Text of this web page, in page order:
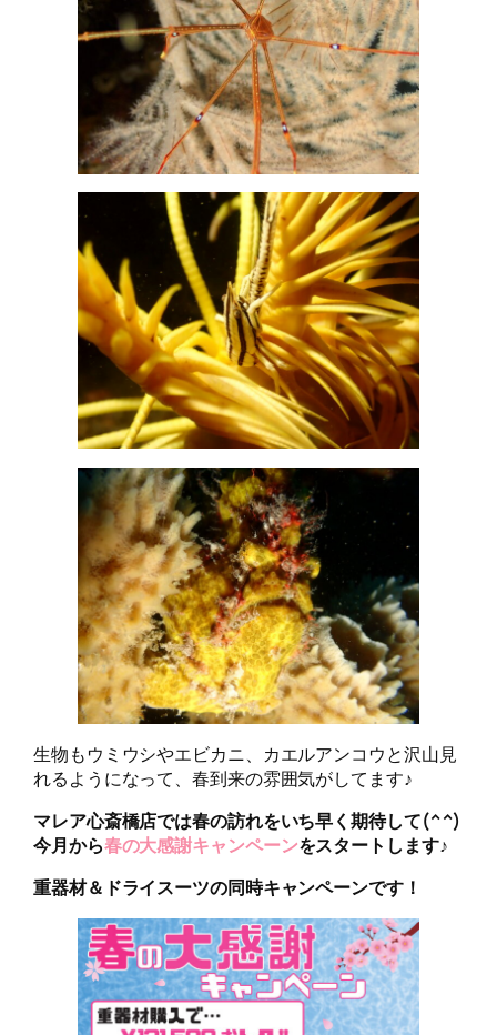
生物もウミウシやエビカニ、カエルアンコウと沢山見
れるようになって、春到来の雰囲気がしてます♪
マレア心斎橋店では春の訪れをいち早く期待して(^^)
今月から春の大感謝キャンペーンをスタートします♪
重器材＆ドライスーツの同時キャンペーンです！